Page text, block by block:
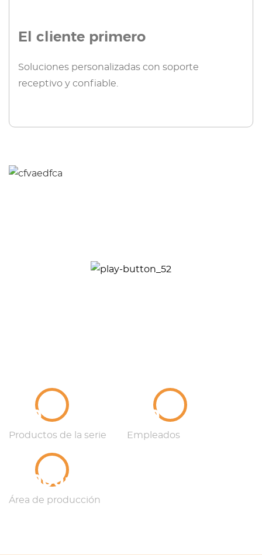
El cliente primero
Soluciones personalizadas con soporte
receptivo y confiable.
100
Productos de la serie
100
Empleados
12000m²
Área de producción